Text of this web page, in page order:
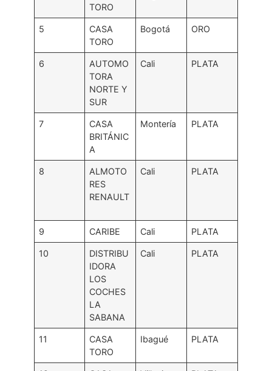
TORO
5
CASA
TORO
Bogotá ORO
6
AUTOMO
TORA
NORTE Y
SUR
Cali PLATA
7
CASA
BRITÁNIC
A
Montería PLATA
8
ALMOTO
RES
RENAULT
Cali PLATA
9 CARIBE Cali PLATA
10
DISTRIBU
IDORA
LOS
COCHES
LA
SABANA
Cali PLATA
11
CASA
TORO
Ibagué PLATA